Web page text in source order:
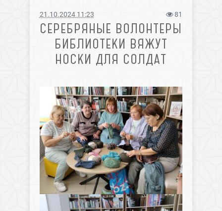
21.10.2024 11:23 81
СЕРЕБРЯНЫЕ ВОЛОНТЕРЫ
БИБЛИОТЕКИ ВЯЖУТ
НОСКИ ДЛЯ СОЛДАТ